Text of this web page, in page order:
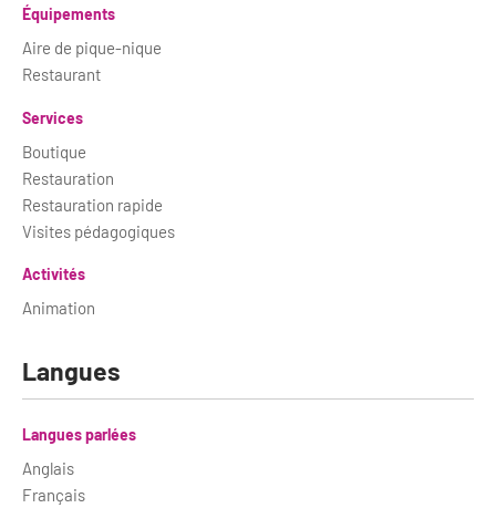
Équipements
Aire de pique-nique
Restaurant
Services
Boutique
Restauration
Restauration rapide
Visites pédagogiques
Activités
Animation
Langues
Langues parlées
Anglais
Français